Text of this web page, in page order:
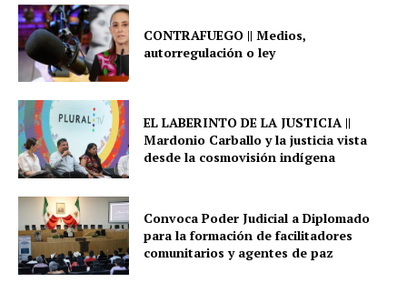
CONTRAFUEGO || Medios,
autorregulación o ley
EL LABERINTO DE LA JUSTICIA ||
Mardonio Carballo y la justicia vista
desde la cosmovisión indígena
Convoca Poder Judicial a Diplomado
para la formación de facilitadores
comunitarios y agentes de paz